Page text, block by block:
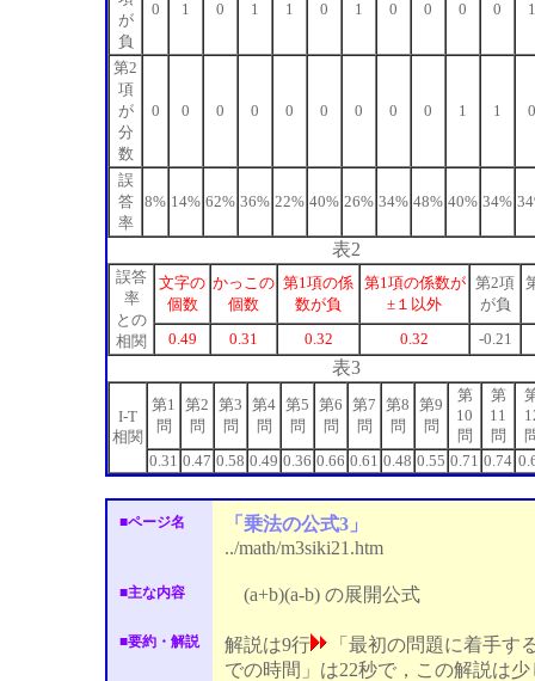
が
負
0 1 0 1 1 0 1 0 0 0 0 1
第2
項
が
分
数
0 0 0 0 0 0 0 0 0 1 1 0
誤
答
率
8% 14% 62% 36% 22% 40% 26% 34% 48% 40% 34%
表2
誤答
率
との
相関
文字の
個数
かっこの
個数
第1項の係
数が負
第1項の係数が
±１以外
第2項
が負
0.49 0.31 0.32 0.32 -0.21
表3
I-T
相関
第1
問
第2
問
第3
問
第4
問
第5
問
第6
問
第7
問
第8
問
第9
問
第
10
問
第
11
問
0.31 0.47 0.58 0.49 0.36 0.66 0.61 0.48 0.55 0.71 0.74
■ページ名
「乗法の公式3」
../math/m3siki21.htm
■主な内容 (a+b)(a-b) の展開公式
■要約・解説 解説は9行
「最初の問題に着手す
での時間」は22秒で，この解説は少